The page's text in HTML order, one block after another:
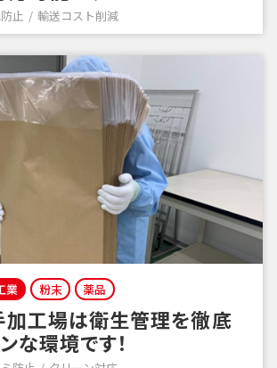
止 輸送コスト削減
業 粉末 薬品
加工場は衛生管理を徹底
な環境です！